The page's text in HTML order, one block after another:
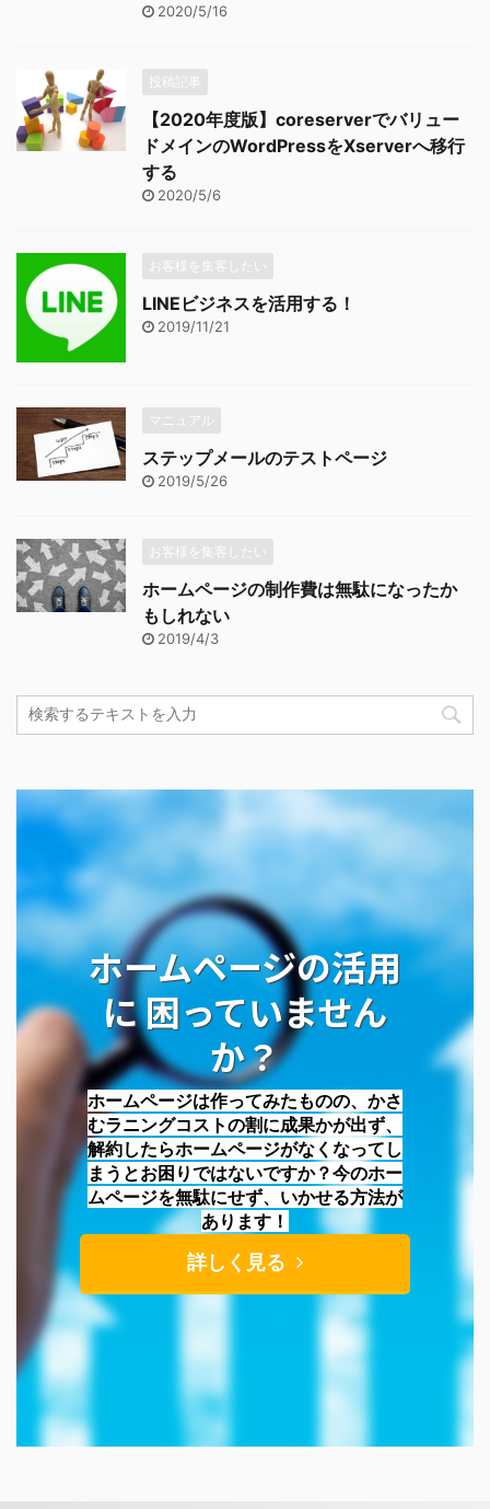
2020/5/16
投稿記事
【2020年度版】coreserverでバリュー
ドメインのWordPressをXserverへ移行
する
2020/5/6
お客様を集客したい
LINEビジネスを活用する！
2019/11/21
マニュアル
ステップメールのテストページ
2019/5/26
お客様を集客したい
ホームページの制作費は無駄になったか
もしれない
2019/4/3
ホームページの活用
に 困っていません
か？
ホームページは作ってみたものの、かさ
むラニングコストの割に成果かが出ず、
解約したらホームページがなくなってし
まうとお困りではないですか？今のホー
ムページを無駄にせず、いかせる方法が
あります！
詳しく見る